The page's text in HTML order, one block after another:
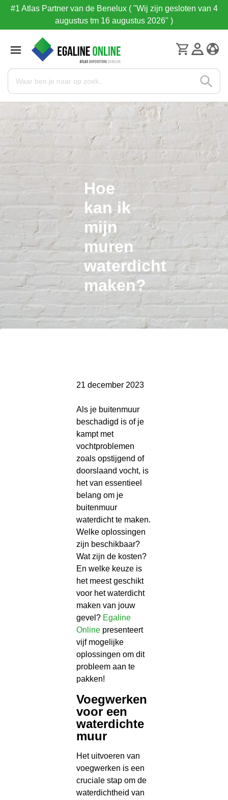
#1 Atlas Partner van de Benelux ( "Wij zijn gesloten van 4
augustus tm 16 augustus 2026" )
Hoe
kan ik
mijn
muren
waterdicht
maken?
21 december 2023
Als je buitenmuur
beschadigd is of je
kampt met
vochtproblemen
zoals opstijgend of
doorslaand vocht, is
het van essentieel
belang om je
buitenmuur
waterdicht te maken.
Welke oplossingen
zijn beschikbaar?
Wat zijn de kosten?
En welke keuze is
het meest geschikt
voor het waterdicht
maken van jouw
gevel? Egaline
Online presenteert
vijf mogelijke
oplossingen om dit
probleem aan te
pakken!
Voegwerken
voor een
waterdichte
muur
Het uitvoeren van
voegwerken is een
cruciale stap om de
waterdichtheid van